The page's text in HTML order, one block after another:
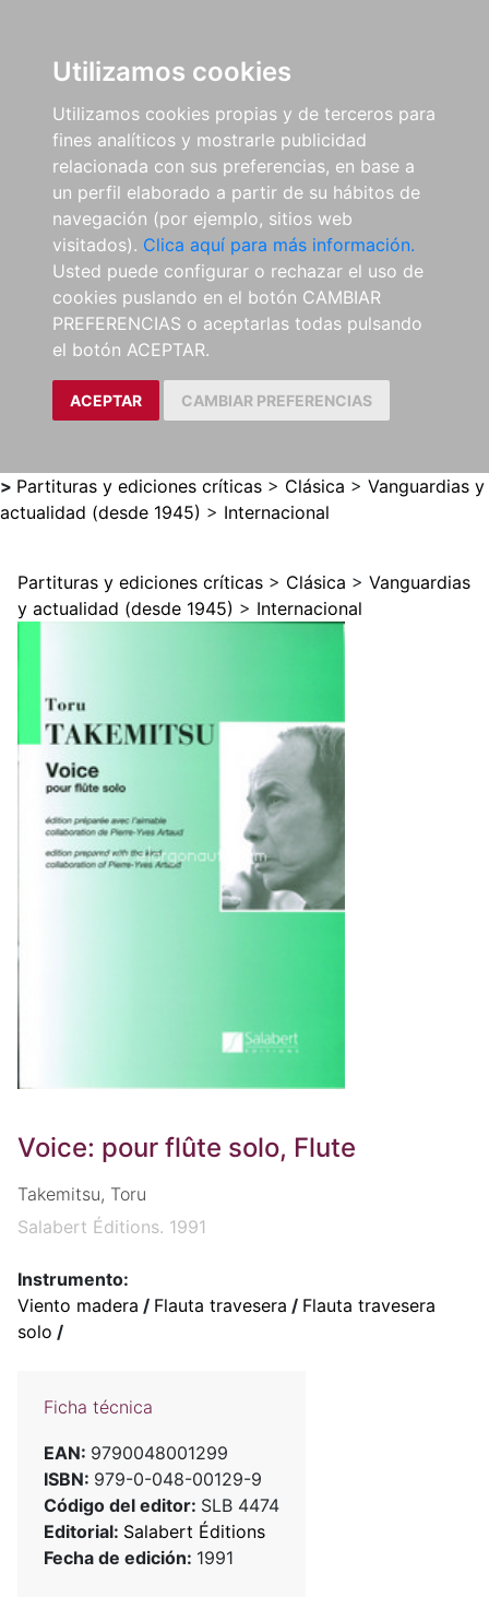
Utilizamos cookies
Utilizamos cookies propias y de terceros para
fines analíticos y mostrarle publicidad
relacionada con sus preferencias, en base a
un perfil elaborado a partir de su hábitos de
navegación (por ejemplo, sitios web
visitados). Clica aquí para más información.
Usted puede configurar o rechazar el uso de
cookies puslando en el botón CAMBIAR
PREFERENCIAS o aceptarlas todas pulsando
el botón ACEPTAR.
ACEPTAR CAMBIAR PREFERENCIAS
> Partituras y ediciones críticas > Clásica > Vanguardias y
actualidad (desde 1945) > Internacional
Partituras y ediciones críticas > Clásica > Vanguardias
y actualidad (desde 1945) > Internacional
Voice: pour flûte solo, Flute
Takemitsu, Toru
Salabert Éditions. 1991
Instrumento:
Viento madera / Flauta travesera / Flauta travesera
solo /
Ficha técnica
EAN: 9790048001299
ISBN: 979-0-048-00129-9
Código del editor: SLB 4474
Editorial: Salabert Éditions
Fecha de edición: 1991